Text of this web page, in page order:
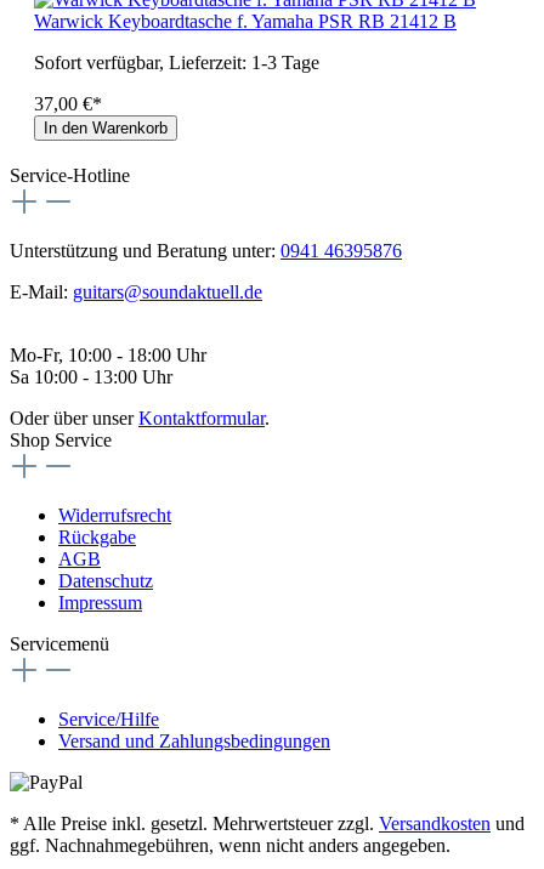
Warwick Keyboardtasche f. Yamaha PSR RB 21412 B
Sofort verfügbar, Lieferzeit: 1-3 Tage
37,00 €*
In den Warenkorb
Service-Hotline
Unterstützung und Beratung unter: 0941 46395876
E-Mail: guitars@soundaktuell.de
Mo-Fr, 10:00 - 18:00 Uhr
Sa 10:00 - 13:00 Uhr
Oder über unserKontaktformular.
Shop Service
Widerrufsrecht
Rückgabe
AGB
Datenschutz
Impressum
Servicemenü
Service/Hilfe
Versand und Zahlungsbedingungen
* Alle Preise inkl. gesetzl. Mehrwertsteuer zzgl. Versandkosten und
ggf. Nachnahmegebühren, wenn nicht anders angegeben.